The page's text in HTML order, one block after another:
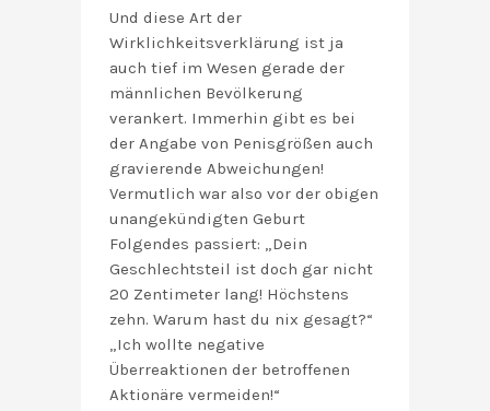
Und diese Art der
Wirklichkeitsverklärung ist ja
auch tief im Wesen gerade der
männlichen Bevölkerung
verankert. Immerhin gibt es bei
der Angabe von Penisgrößen auch
gravierende Abweichungen!
Vermutlich war also vor der obigen
unangekündigten Geburt
Folgendes passiert: „Dein
Geschlechtsteil ist doch gar nicht
20 Zentimeter lang! Höchstens
zehn. Warum hast du nix gesagt?“
„Ich wollte negative
Überreaktionen der betroffenen
Aktionäre vermeiden!“